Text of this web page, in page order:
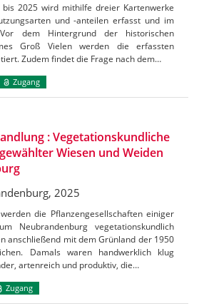
2025 wird mithilfe dreier Kartenwerke
und -anteilen erfasst und im
dem Hintergrund der historischen
Groß Vielen werden die erfassten
Zudem findet die Frage nach dem…
Zugang
: Vegetationskundliche
Wiesen und Weiden
2025
die Pflanzengesellschaften einiger
Neubrandenburg vegetationskundlich
anschließend mit dem Grünland der 1950
Damals waren handwerklich klug
artenreich und produktiv, die…
Zugang